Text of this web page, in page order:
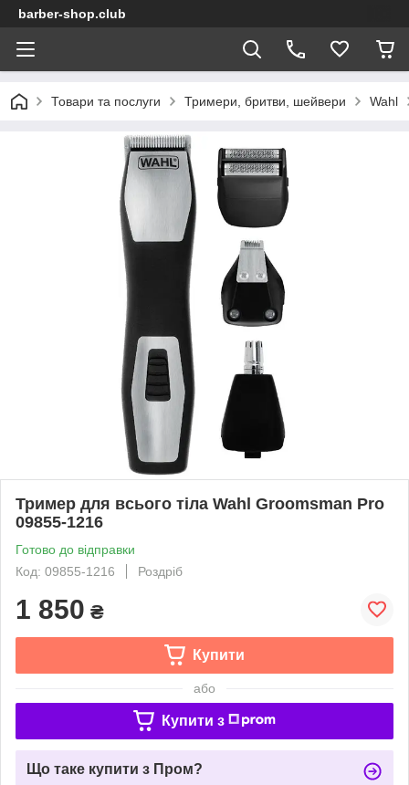
barber-shop.club
Товари та послуги Тримери, бритви, шейвери Wahl
Тример для всього тіла Wahl Groomsman Pro
09855-1216
Готово до відправки
Код: 09855-1216
Роздріб
1 850 ₴
Купити
або
Купити з
Що таке купити з Пром?